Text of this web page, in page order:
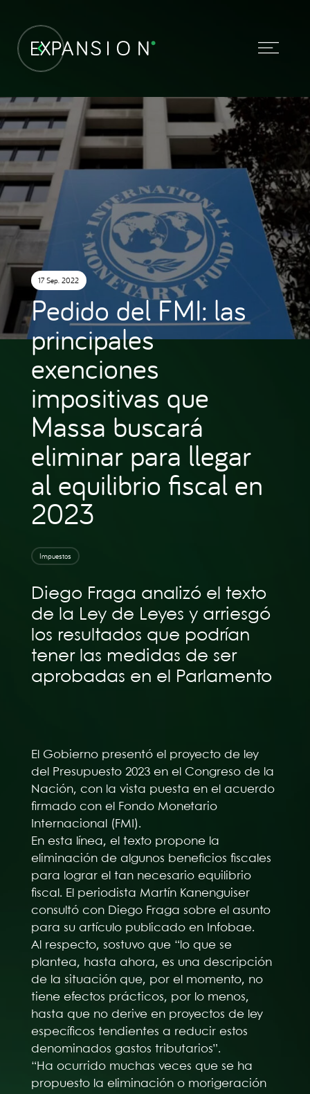
17 Sep. 2022
Pedido del FMI: las
principales
exenciones
impositivas que
Massa buscará
eliminar para llegar
al equilibrio fiscal en
2023
Impuestos
Diego Fraga analizó el texto
de la Ley de Leyes y arriesgó
los resultados que podrían
tener las medidas de ser
aprobadas en el Parlamento
El Gobierno presentó el proyecto de ley
del Presupuesto 2023 en el Congreso de la
Nación, con la vista puesta en el acuerdo
firmado con el Fondo Monetario
Internacional (FMI).
En esta línea, el texto propone la
eliminación de algunos beneficios fiscales
para lograr el tan necesario equilibrio
fiscal. El periodista Martín Kanenguiser
consultó con Diego Fraga sobre el asunto
para su artículo publicado en Infobae.
Al respecto, sostuvo que “lo que se
plantea, hasta ahora, es una descripción
de la situación que, por el momento, no
tiene efectos prácticos, por lo menos,
hasta que no derive en proyectos de ley
específicos tendientes a reducir estos
denominados gastos tributarios”.
“Ha ocurrido muchas veces que se ha
propuesto la eliminación o morigeración